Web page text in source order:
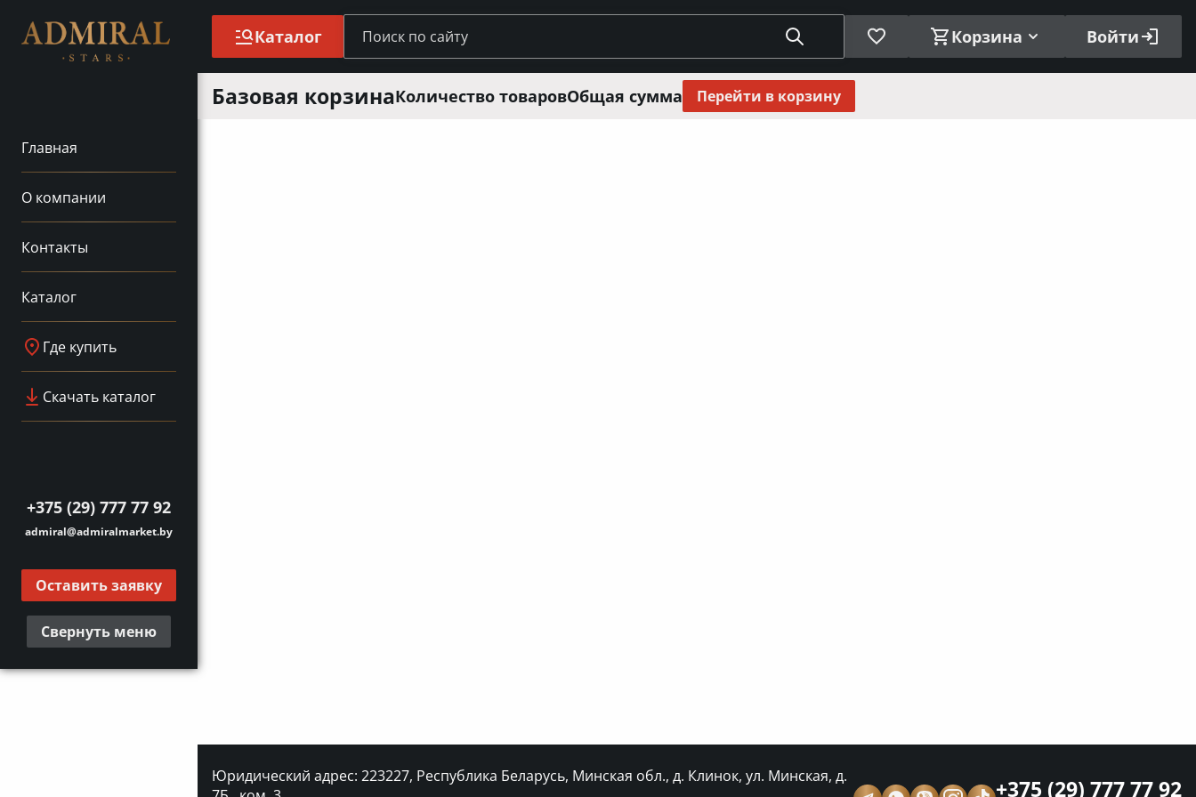
Главная
О компании
Контакты
Каталог
Где купить
Скачать каталог
+375 (29) 777 77 92
admiral@admiralmarket.by
Оставить заявку
Свернуть меню
Каталог Корзина Войти
Базовая корзинаКоличество товаровОбщая сумма Перейти в корзину
Юридический адрес: 223227, Республика Беларусь, Минская обл., д. Клинок, ул. Минская, д.
+375 (29) 777 77 92